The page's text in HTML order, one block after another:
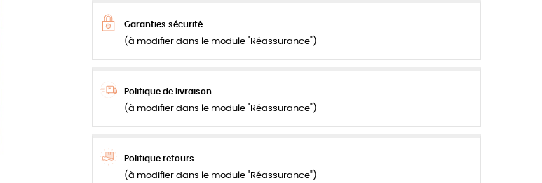
Garanties sécurité
(à modifier dans le module "Réassurance")
Politique de livraison
(à modifier dans le module "Réassurance")
Politique retours
(à modifier dans le module "Réassurance")